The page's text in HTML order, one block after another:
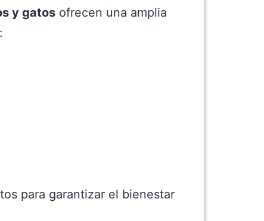
y gatos ofrecen una amplia
para garantizar el bienestar